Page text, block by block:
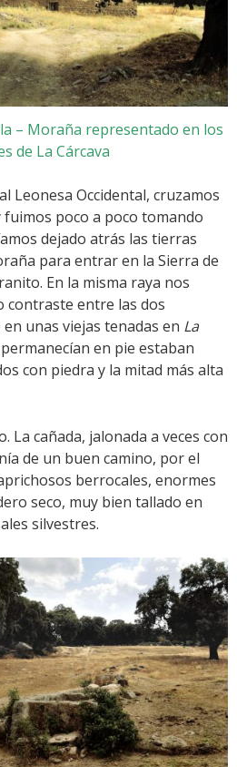
– Moraña representado en los
de La Cárcava
Leonesa Occidental, cruzamos
fuimos poco a poco tomando
dejado atrás las tierras
para entrar en la Sierra de
En la misma raya nos
contraste entre las dos
unas viejas tenadas en La
en pie estaban
con piedra y la mitad más alta
La cañada, jalonada a veces con
de un buen camino, por el
berrocales, enormes
seco, muy bien tallado en
silvestres.